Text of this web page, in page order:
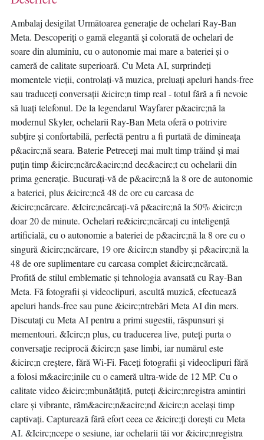
Ambalaj desigilat Următoarea generație de ochelari Ray-Ban
Meta. Descoperiți o gamă elegantă și colorată de ochelari de
soare din aluminiu, cu o autonomie mai mare a bateriei și o
cameră de calitate superioară. Cu Meta AI, surprindeți
momentele vieții, controlați-vă muzica, preluați apeluri hands-free
sau traduceți conversații &icirc;n timp real - totul fără a fi nevoie
să luați telefonul. De la legendarul Wayfarer p&acirc;nă la
modernul Skyler, ochelarii Ray-Ban Meta oferă o potrivire
subțire și confortabilă, perfectă pentru a fi purtată de dimineața
p&acirc;nă seara. Baterie Petreceți mai mult timp trăind și mai
puțin timp &icirc;ncărc&acirc;nd dec&acirc;t cu ochelarii din
prima generație. Bucurați-vă de p&acirc;nă la 8 ore de autonomie
a bateriei, plus &icirc;ncă 48 de ore cu carcasa de
&icirc;ncărcare. &Icirc;ncărcați-vă p&acirc;nă la 50% &icirc;n
doar 20 de minute. Ochelari re&icirc;ncărcați cu inteligență
artificială, cu o autonomie a bateriei de p&acirc;nă la 8 ore cu o
singură &icirc;ncărcare, 19 ore &icirc;n standby și p&acirc;nă la
48 de ore suplimentare cu carcasa complet &icirc;ncărcată.
Profită de stilul emblematic și tehnologia avansată cu Ray-Ban
Meta. Fă fotografii și videoclipuri, ascultă muzică, efectuează
apeluri hands-free sau pune &icirc;ntrebări Meta AI din mers.
Discutați cu Meta AI pentru a primi sugestii, răspunsuri și
mementouri. &Icirc;n plus, cu traducerea live, puteți purta o
conversație reciprocă &icirc;n șase limbi, iar numărul este
&icirc;n creștere, fără Wi-Fi. Faceți fotografii și videoclipuri fără
a folosi m&acirc;inile cu o cameră ultra-wide de 12 MP. Cu o
calitate video &icirc;mbunătățită, puteți &icirc;nregistra amintiri
clare și vibrante, răm&acirc;n&acirc;nd &icirc;n același timp
captivați. Capturează fără efort ceea ce &icirc;ți dorești cu Meta
AI. &Icirc;ncepe o sesiune, iar ochelarii tăi vor &icirc;nregistra